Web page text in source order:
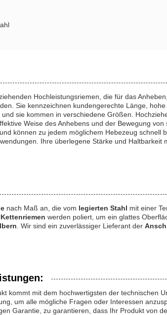
Hochleistungsriemen, die für das
Sie kennzeichnen kundengerechte Länge,
sie kommen in verschiedene Größen.
Weise des Anhebens und der Bewegung
können zu jedem möglichem Hebezeug schnell
Ihre überlegene Stärke und Haltbarkeit
nach Maß an, die vom legierten Stahl mit einer
werden poliert, um ein glattes
. Wir sind ein zuverlässiger Lieferant der
kommt mit dem hochwertigsten der technischen
um alle mögliche Fragen oder Interessen
Garantie, zu garantieren, dass Ihr Produkt von